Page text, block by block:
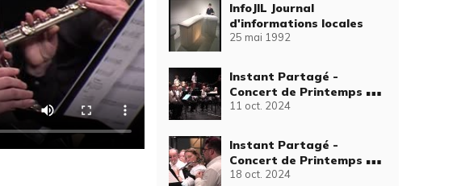
InfoJIL Journal
d'informations locales
25 mai 1992
Instant Partagé -
Concert de Printemps de
l'Orchestre d'Harmonie
partie)
11 oct. 2024
Instant Partagé -
Concert de Printemps de
l'Orchestre d'Harmonie
18 oct. 2024